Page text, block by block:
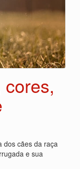
dos cães da raça
e sua